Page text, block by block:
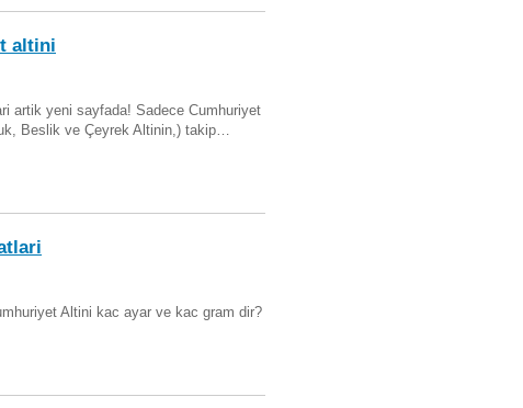
altini
artik yeni sayfada! Sadece Cumhuriyet
Beslik ve Çeyrek Altinin,) takip…
Altini kac ayar ve kac gram dir?